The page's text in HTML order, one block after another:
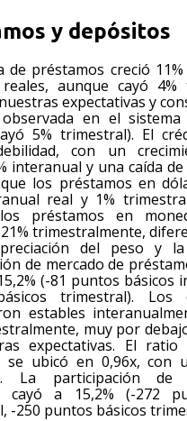
y depósitos
de préstamos creció
aunque cayó 4%
expectativas y
en el
5% trimestral). El
con un
interanual y una caída
los préstamos en
real y 1%
préstamos en
trimestralmente,
del peso y la
de mercado de
(-81 puntos básicos
trimestral). Los
estables
muy por
expectativas. El ratio
se ubicó en 0,96x, con
La participación de
cayó a 15,2% (-272
-250 puntos básicos